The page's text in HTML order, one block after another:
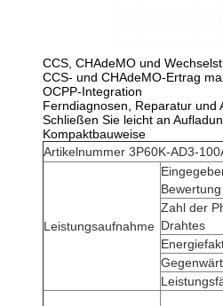
CCS, CHAdeMO und
CCS- und CHAdeMO-Ertrag
OCPP-Integration
Ferndiagnosen, Reparatur und
Schließen Sie leicht an
Kompaktbauweise
Artikelnummer 3P60K-AD3-
Leistungsaufnahme
Bewertung
Zahl der
Drahtes